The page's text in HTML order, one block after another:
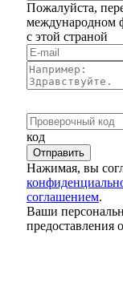
Пожалуйста,
международном
с этой страной
код
Нажимая, вы
соглашением.
Ваши
предоставления